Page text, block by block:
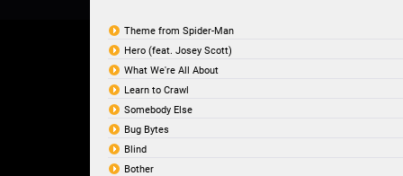
Theme from Spider-Man
Hero (feat. Josey Scott)
What We're All About
Learn to Crawl
Somebody Else
Bug Bytes
Blind
Bother